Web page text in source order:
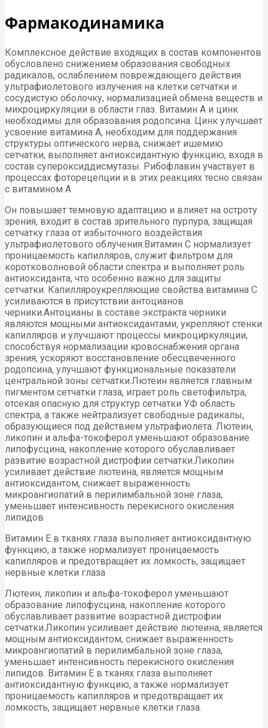
Фармакодинамика
Комплексное действие входящих в состав компонентов
обусловлено снижением образования свободных
радикалов, ослаблением повреждающего действия
ультрафиолетового излучения на клетки сетчатки и
сосудистую оболочку, нормализацией обмена веществ и
микроциркуляции в области глаз. Витамин А и цинк
необходимы для образования родопсина. Цинк улучшает
усвоение витамина А, необходим для поддержания
структуры оптического нерва, снижает ишемию
сетчатки, выполняет антиоксидантную функцию, входя в
состав супероксиддисмутазы. Рибофлавин участвует в
процессах фоторецепции и в этих реакциях тесно связан
с витамином А
Он повышает темновую адаптацию и влияет на остроту
зрения, входит в состав зрительного пурпура, защищая
сетчатку глаза от избыточного воздействия
ультрафиолетового облучения.Витамин С нормализует
проницаемость капилляров, служит фильтром для
коротковолновой области спектра и выполняет роль
антиоксиданта, что особенно важно для защиты
сетчатки. Капилляроукрепляющие свойства витамина С
усиливаются в присутствии антоцианов
черники.Антоцианы в составе экстракта черники
являются мощными антиоксидантами, укрепляют стенки
капилляров и улучшают процессы микроциркуляции,
способствуя нормализации кровоснабжения органа
зрения, ускоряют восстановление обесцвеченного
родопсина, улучшают функциональные показатели
центральной зоны сетчатки.Лютеин является главным
пигментом сетчатки глаза, играет роль светофильтра,
отсекая опасную для структур сетчатки УФ область
спектра, а также нейтрализует свободные радикалы,
образующиеся под действием ультрафиолета. Лютеин,
ликопин и альфа-токоферол уменьшают образование
липофусцина, накопление которого обуславливает
развитие возрастной дистрофии сетчатки.Ликопин
усиливает действие лютеина, является мощным
антиоксидантом, снижает выраженность
микроангиопатий в перилимбальной зоне глаза,
уменьшает интенсивность перекисного окисления
липидов
Витамин Е в тканях глаза выполняет антиоксидантную
функцию, а также нормализует проницаемость
капилляров и предотвращает их ломкость, защищает
нервные клетки глаза
Лютеин, ликопин и альфа-токоферол уменьшают
образование липофусцина, накопление которого
обуславливает развитие возрастной дистрофии
сетчатки.Ликопин усиливает действие лютеина, является
мощным антиоксидантом, снижает выраженность
микроангиопатий в перилимбальной зоне глаза,
уменьшает интенсивность перекисного окисления
липидов. Витамин Е в тканях глаза выполняет
антиоксидантную функцию, а также нормализует
проницаемость капилляров и предотвращает их
ломкость, защищает нервные клетки глаза.